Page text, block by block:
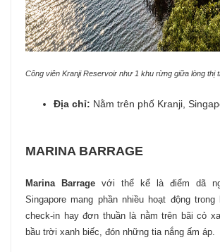
Công viên Kranji Reservoir như 1 khu rừng giữa lòng thị
Địa chỉ: Nằm trên phố Kranji,
MARINA BARRAGE
Marina Barrage với thể kể là điểm dã
Singapore mang phần nhiều hoạt động trong
check-in hay đơn thuần là nằm trên bãi cỏ
bầu trời xanh biếc, đón những tia nắng ấm áp.